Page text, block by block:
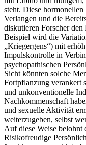
steht. Diese hormonellen
Verlangen und die
diskutieren Forscher
Beispiel wird die
„Kriegergens“) mit
Impulskontrolle in
psychopathischen
Sicht könnten solche
Fortpflanzung verankert
und unkonventionelle
Nachkommenschaft
und sexuelle Aktivität
weiterzugeben, selbst
Auf diese Weise belohnt
Risikofreudige